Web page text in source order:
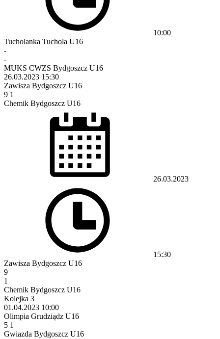
10:00
Tucholanka Tuchola U16
-
-
MUKS CWZS Bydgoszcz U16
26.03.2023 15:30
Zawisza Bydgoszcz U16
9 1
Chemik Bydgoszcz U16
26.03.2023
15:30
Zawisza Bydgoszcz U16
9
1
Chemik Bydgoszcz U16
Kolejka 3
01.04.2023 10:00
Olimpia Grudziądz U16
5 1
Gwiazda Bydgoszcz U16